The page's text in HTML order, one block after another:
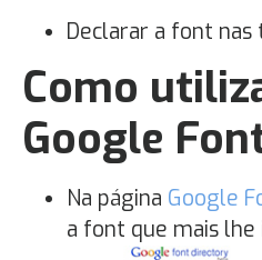
Declarar a font nas
Como
Google
Na página Google
a font que mais lhe